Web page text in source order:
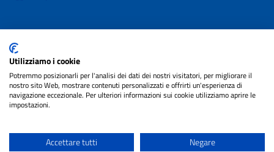
Attuazione Misure PNRR
Piano di miglioramento del sito
Note legali
cura diNET SMART
Utilizziamo i cookie
Potremmo posizionarli per l'analisi dei dati dei nostri visitatori, per migliorare il
nostro sito Web, mostrare contenuti personalizzati e offrirti un'esperienza di
navigazione eccezionale. Per ulteriori informazioni sui cookie utilizziamo aprire le
impostazioni.
Accettare tutti Negare